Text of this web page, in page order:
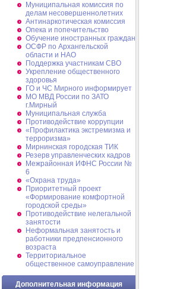
Муниципальная комиссия по
делам несовершеннолетних
Антинаркотическая комиссия
Опека и попечительство
Обучение иностранных граждан
ОСФР по Архангельской
области и НАО
Поддержка участникам СВО
Укрепление общественного
здоровья
ГО и ЧС Мирного информирует
МО МВД России по ЗАТО
г.Мирный
Муниципальная cлужба
Противодействие коррупции
«Профилактика экстремизма и
терроризма»
Мирнинская городская ТИК
Резерв управленческих кадров
Межрайонная ИФНС России №
6
«Охрана труда»
Приоритетный проект
«Формирование комфортной
городской среды»
Противодействие нелегальной
занятости
Неформальная занятость и
работники предпенсионного
возраста
Территориальное
общественное самоуправление
Дополнительная информация